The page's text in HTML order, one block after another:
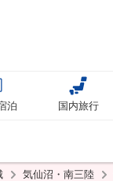
泊 国内旅行
気仙沼・南三陸